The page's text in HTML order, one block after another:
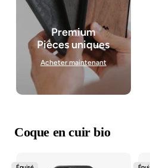
Premium
Pièces uniques
Acheter maintenant
Coque en cuir bio